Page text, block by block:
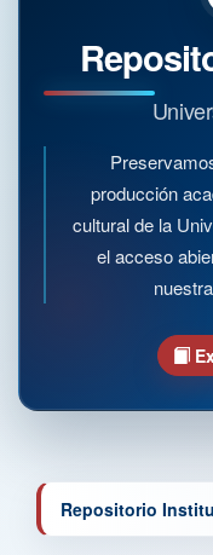
producción
cultural de la
el acceso
Repositorio